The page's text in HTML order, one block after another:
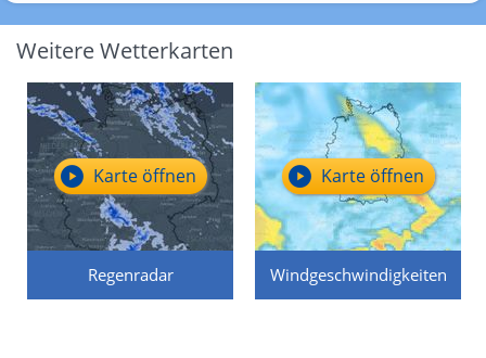
Weitere Wetterkarten
Regenradar
Karte öffnen
Windgeschwindigkeiten
Karte öffnen